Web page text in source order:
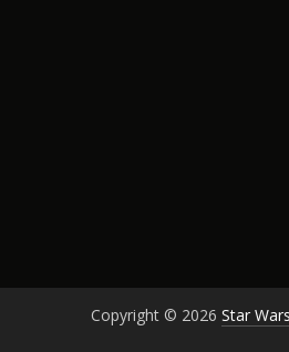
Copyright © 2026 Star